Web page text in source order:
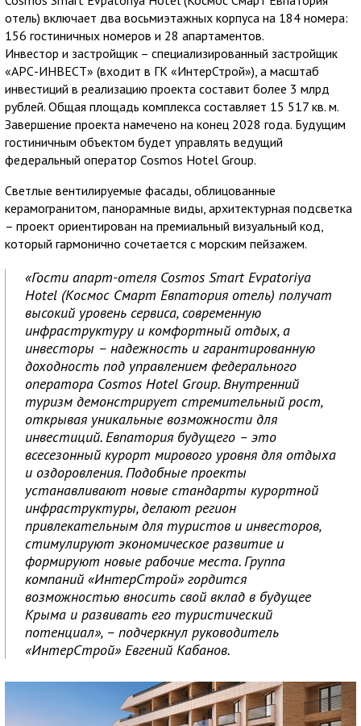
отель) включает два восьмиэтажных корпуса на 184 номера:
156 гостиничных номеров и 28 апартаментов.
Инвестор и застройщик – специализированный застройщик
«АРС-ИНВЕСТ» (входит в ГК «ИнтерСтрой»), а масштаб
инвестиций в реализацию проекта составит более 3 млрд
рублей. Общая площадь комплекса составляет 15 517 кв. м.
Завершение проекта намечено на конец 2028 года. Будущим
гостиничным объектом будет управлять ведущий
федеральный оператор Cosmos Hotel Group.
Светлые вентилируемые фасады, облицованные
керамогранитом, панорамные виды, архитектурная подсветка
– проект ориентирован на премиальный визуальный код,
который гармонично сочетается с морским пейзажем.
«Гости апарт-отеля Cosmos Smart Evpatoriya
Hotel (Космос Смарт Евпатория отель) получат
высокий уровень сервиса, современную
инфраструктуру и комфортный отдых, а
инвесторы – надежность и гарантированную
доходность под управлением федерального
оператора Cosmos Hotel Group. Внутренний
туризм демонстрирует стремительный рост,
открывая уникальные возможности для
инвестиций. Евпатория будущего – это
всесезонный курорт мирового уровня для отдыха
и оздоровления. Подобные проекты
устанавливают новые стандарты курортной
инфраструктуры, делают регион
привлекательным для туристов и инвесторов,
стимулируют экономическое развитие и
формируют новые рабочие места. Группа
компаний «ИнтерСтрой» гордится
возможностью вносить свой вклад в будущее
Крыма и развивать его туристический
потенциал», – подчеркнул руководитель
«ИнтерСтрой» Евгений Кабанов.